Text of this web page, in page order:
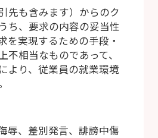
先も含みます）からのク
ち、要求の内容の妥当性
を実現するための手段・
不相当なものであって、
より、従業員の就業環境
辱、差別発言、誹謗中傷